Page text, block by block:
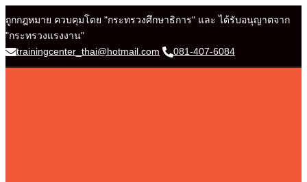
to
content
ถูกกฎหมาย ควบคุมโดย "กระทรวงศึกษาธิการ" และ ได้รับอนุญาตจาก
"กระทรวงแรงงาน"
trainingcenter_thai@hotmail.com
081-407-6084